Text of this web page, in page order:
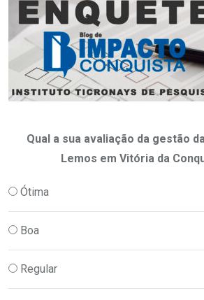
Qual a sua avaliação da gestão
Lemos em Vitória da
Ótima
Boa
Regular